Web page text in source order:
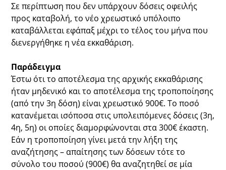
Σε περίπτωση που δεν υπάρχουν δόσεις οφειλής
προς καταβολή, το νέο χρεωστικό υπόλοιπο
καταβάλλεται εφάπαξ μέχρι το τέλος του μήνα που
διενεργήθηκε η νέα εκκαθάριση.
Παράδειγμα
Έστω ότι το αποτέλεσμα της αρχικής εκκαθάρισης
ήταν μηδενικό και το αποτέλεσμα της τροποποίησης
(από την 3η δόση) είναι χρεωστικό 900€. Το ποσό
κατανέμεται ισόποσα στις υπολειπόμενες δόσεις (3η,
4η, 5η) οι οποίες διαμορφώνονται στα 300€ έκαστη.
Εάν η τροποποίηση γίνει μετά την λήξη της
αναζήτησης – απαίτησης των δόσεων τότε το
σύνολο του ποσού (900€) θα αναζητηθεί σε μία